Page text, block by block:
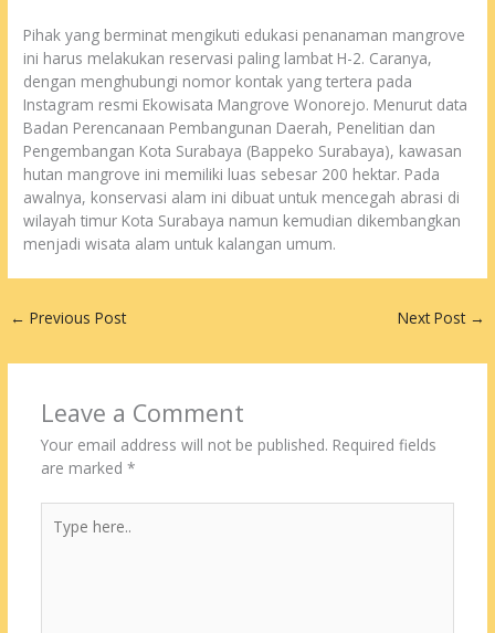
Pihak yang berminat mengikuti edukasi penanaman mangrove
ini harus melakukan reservasi paling lambat H-2. Caranya,
dengan menghubungi nomor kontak yang tertera pada
Instagram resmi Ekowisata Mangrove Wonorejo. Menurut data
Badan Perencanaan Pembangunan Daerah, Penelitian dan
Pengembangan Kota Surabaya (Bappeko Surabaya), kawasan
hutan mangrove ini memiliki luas sebesar 200 hektar. Pada
awalnya, konservasi alam ini dibuat untuk mencegah abrasi di
wilayah timur Kota Surabaya namun kemudian dikembangkan
menjadi wisata alam untuk kalangan umum.
← Previous Post Next Post →
Leave a Comment
Your email address will not be published. Required fields
are marked *
here..